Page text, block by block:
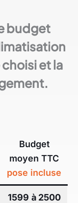
budget
et la
Budget
moyen TTC
pose incluse
1599 à 2500